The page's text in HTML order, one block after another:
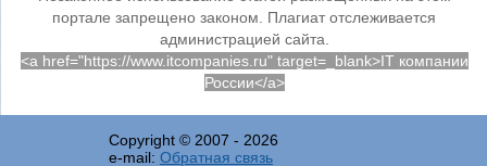
портале запрещено законом. Плагиат отслеживается
администрацией сайта.
<a href="https://www.itcompanies.ru" target=_blank>IT компании
России</a>
Copyright © 2007 - 2026
e-mail: Обратная связь